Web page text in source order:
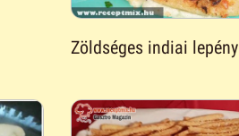
Zöldséges indiai lepény